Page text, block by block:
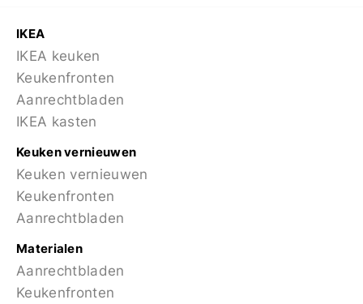
IKEA
IKEA keuken
Keukenfronten
Aanrechtbladen
IKEA kasten
Keuken vernieuwen
Keuken vernieuwen
Keukenfronten
Aanrechtbladen
Materialen
Aanrechtbladen
Keukenfronten